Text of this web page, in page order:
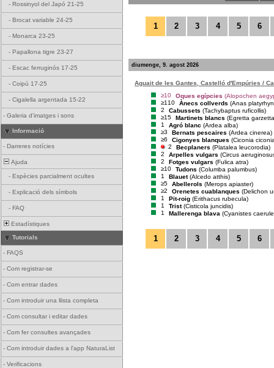
- Rossinyol del Japó 21-25
- Brocat variable 24-25
- Monarca 23-25
- Papallona tigre 23-27
- Escac ferruginós 17-25
- Coipú 17-25
- Cigalella argentada 15-22
- Galeria d'imatges i sons
Informació
- Darreres notícies
Ajuda
- Espècies parcialment ocultes
- Explicació dels símbols
- FAQ
Estadístiques
Tutorials
- FAQS
- Com registrar-se
- Com entrar dades
- Com introduir una llista completa
- Com consultar i editar dades
- Com fer consultes avançades
- Com introduir dades a l'app NaturaList
- Verificacions
1 2 3 4 5 6
diumenge, 9. agost 2026
Aguait de les Gantes, Castelló d'Empúries /
≥10
Oques egípcies (Alopochen
≥110
Ànecs collverds (Anas
2
Cabussets (Tachybaptus ruficollis)
≥15
Martinets blancs (Egretta
1
Agró blanc (Ardea alba)
≥3
Bernats pescaires (Ardea cinerea)
≥6
Cigonyes blanques (Ciconia
2
Becplaners (Platalea leucorodia)
2
Arpelles vulgars (Circus
2
Fotges vulgars (Fulica atra)
≥10
Tudons (Columba palumbus)
1
Blauet (Alcedo atthis)
≥5
Abellerols (Merops apiaster)
≥2
Orenetes cuablanques (Delichon
1
Pit-roig (Erithacus rubecula)
1
Trist (Cisticola juncidis)
1
Mallerenga blava (Cyanistes
1 2 3 4 5 6